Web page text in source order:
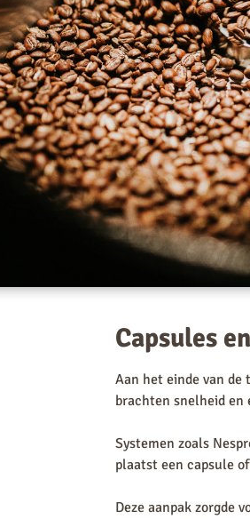
Capsules
Aan het einde van de
brachten snelheid en
Systemen zoals
plaatst een capsule
Deze aanpak zorgde